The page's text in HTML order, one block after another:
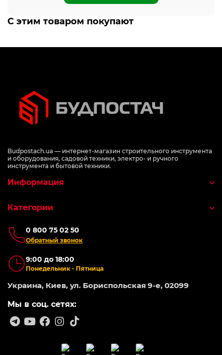
С этим товаром покупают
Budpostach.ua — интернет-магазин строительного инструмента
и оборудования, садовой техники, электро- и ручного
инструмента и бытовой техники.
0 800 75 02 50
Обратный звонок
9:00 до 18:00
Понедельник - Пятница
Украина, Киев, ул. Бориспольская 9-е, 02099
Мы в соц. сетях:
Информация
Категории